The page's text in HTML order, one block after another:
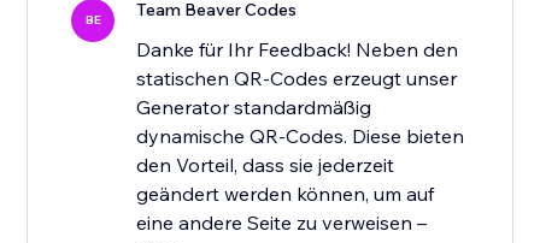
BE Team Beaver Codes
Danke für Ihr Feedback! Neben den
statischen QR-Codes erzeugt unser
Generator standardmäßig
dynamische QR-Codes. Diese bieten
den Vorteil, dass sie jederzeit
geändert werden können, um auf
eine andere Seite zu verweisen –